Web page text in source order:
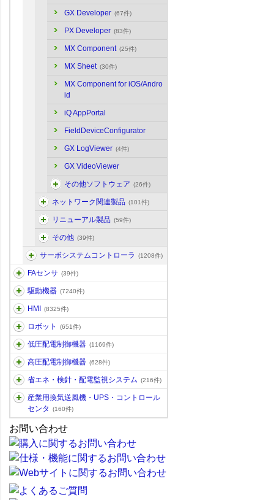
GX Developer (67件)
PX Developer (83件)
MX Component (25件)
MX Sheet (30件)
MX Component for iOS/Andro
id
iQ AppPortal
FieldDeviceConfigurator
GX LogViewer (4件)
GX VideoViewer
その他ソフトウェア (26件)
ネットワーク関連製品 (101件)
リニューアル製品 (59件)
その他 (39件)
サーボシステムコントローラ (1208件)
FAセンサ (39件)
駆動機器 (7240件)
HMI (8325件)
ロボット (651件)
低圧配電制御機器 (1169件)
高圧配電制御機器 (628件)
省エネ・検針・配電監視システム (216件)
産業用換気送風機・UPS・コントロール
センタ
(160件)
お問い合わせ